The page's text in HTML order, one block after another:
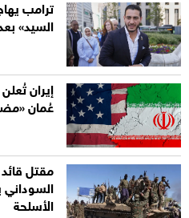
ترامب
السيد»
إيران
عُمان
مقتل قائد
الأسلحة